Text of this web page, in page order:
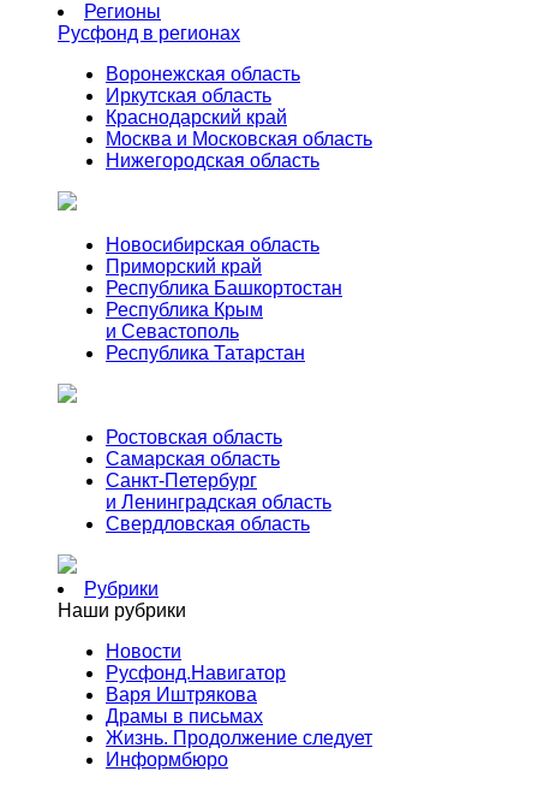
Регионы
Русфонд в регионах
Воронежская область
Иркутская область
Краснодарский край
Москва и Московская область
Нижегородская область
Новосибирская область
Приморский край
Республика Башкортостан
Республика Крым
и Севастополь
Республика Татарстан
Ростовская область
Самарская область
Санкт-Петербург
и Ленинградская область
Свердловская область
Рубрики
Наши рубрики
Новости
Русфонд.Навигатор
Варя Иштрякова
Драмы в письмах
Жизнь. Продолжение следует
Информбюро